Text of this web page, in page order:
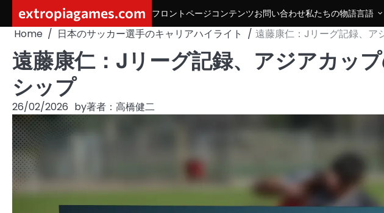
content
extropiagames.com フロントページコンテンツお問い合わせ私たちの物語言語
Home 日本のサッカー選手のキャリアハイライト 遠藤康仁：Jリーグ記録、ア
遠藤康仁：Jリーグ記録、アジアカッ
シップ
26/02/2026 by著者：高橋健二